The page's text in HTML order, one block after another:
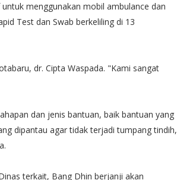
menggunakan mobil ambulance dan
Test dan Swab berkeliling di 13
dr. Cipta Waspada. "Kami sangat
dan jenis bantuan, baik bantuan yang
dipantau agar tidak terjadi tumpang tindih,
terkait, Bang Dhin berjanji akan